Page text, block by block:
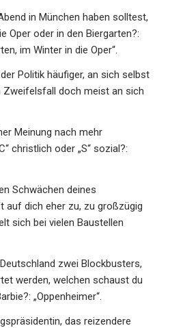
in München haben solltest,
Oper oder in den Biergarten?:
im Winter in die Oper“.
Politik häufiger, an sich selbst
Zweifelsfall doch meist an sich
Meinung nach mehr
christlich oder „S“ sozial?:
Schwächen deines
auf dich eher zu, zu großzügig
sich bei vielen Baustellen
zwei Blockbusters,
werden, welchen schaust du
„Oppenheimer“.
das reizendere